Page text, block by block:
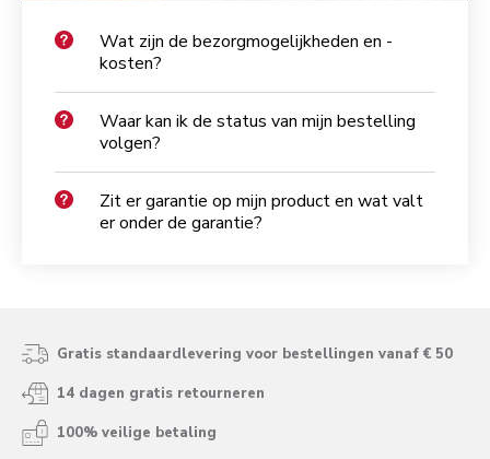
Wat zijn de bezorgmogelijkheden en -
kosten?
Waar kan ik de status van mijn bestelling
volgen?
Zit er garantie op mijn product en wat valt
er onder de garantie?
Gratis standaardlevering voor bestellingen vanaf € 50
14 dagen gratis retourneren
100% veilige betaling